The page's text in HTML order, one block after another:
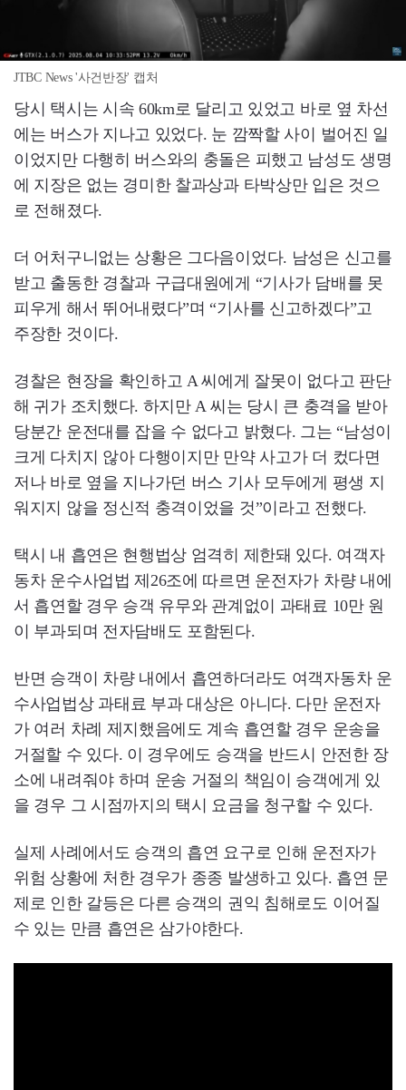
JTBC News '사건반장' 캡처
당시 택시는 시속 60km로 달리고 있었고 바로 옆 차선
에는 버스가 지나고 있었다. 눈 깜짝할 사이 벌어진 일
이었지만 다행히 버스와의 충돌은 피했고 남성도 생명
에 지장은 없는 경미한 찰과상과 타박상만 입은 것으
로 전해졌다.
더 어처구니없는 상황은 그다음이었다. 남성은 신고를
받고 출동한 경찰과 구급대원에게 “기사가 담배를 못
피우게 해서 뛰어내렸다”며 “기사를 신고하겠다”고
주장한 것이다.
경찰은 현장을 확인하고 A 씨에게 잘못이 없다고 판단
해 귀가 조치했다. 하지만 A 씨는 당시 큰 충격을 받아
당분간 운전대를 잡을 수 없다고 밝혔다. 그는 “남성이
크게 다치지 않아 다행이지만 만약 사고가 더 컸다면
저나 바로 옆을 지나가던 버스 기사 모두에게 평생 지
워지지 않을 정신적 충격이었을 것”이라고 전했다.
택시 내 흡연은 현행법상 엄격히 제한돼 있다. 여객자
동차 운수사업법 제26조에 따르면 운전자가 차량 내에
서 흡연할 경우 승객 유무와 관계없이 과태료 10만 원
이 부과되며 전자담배도 포함된다.
반면 승객이 차량 내에서 흡연하더라도 여객자동차 운
수사업법상 과태료 부과 대상은 아니다. 다만 운전자
가 여러 차례 제지했음에도 계속 흡연할 경우 운송을
거절할 수 있다. 이 경우에도 승객을 반드시 안전한 장
소에 내려줘야 하며 운송 거절의 책임이 승객에게 있
을 경우 그 시점까지의 택시 요금을 청구할 수 있다.
실제 사례에서도 승객의 흡연 요구로 인해 운전자가
위험 상황에 처한 경우가 종종 발생하고 있다. 흡연 문
제로 인한 갈등은 다른 승객의 권익 침해로도 이어질
수 있는 만큼 흡연은 삼가야한다.